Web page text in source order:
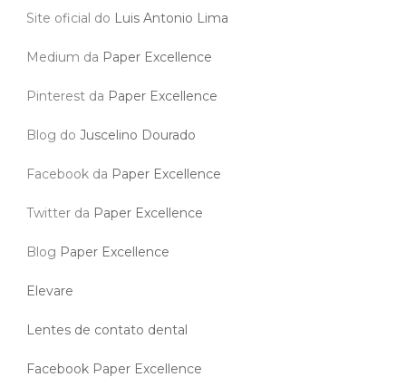
Site oficial do Luis Antonio Lima
Medium da Paper Excellence
Pinterest da Paper Excellence
Blog do Juscelino Dourado
Facebook da Paper Excellence
Twitter da Paper Excellence
Blog Paper Excellence
Elevare
Lentes de contato dental
Facebook Paper Excellence